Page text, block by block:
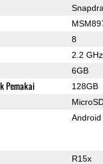
8
2.2 GHz
6GB
Pemakai 128GB
Android
R15x